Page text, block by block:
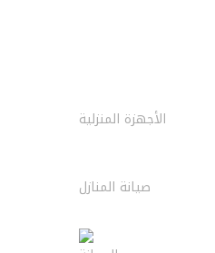
الأجهزة المنزلية
صيانة المنازل